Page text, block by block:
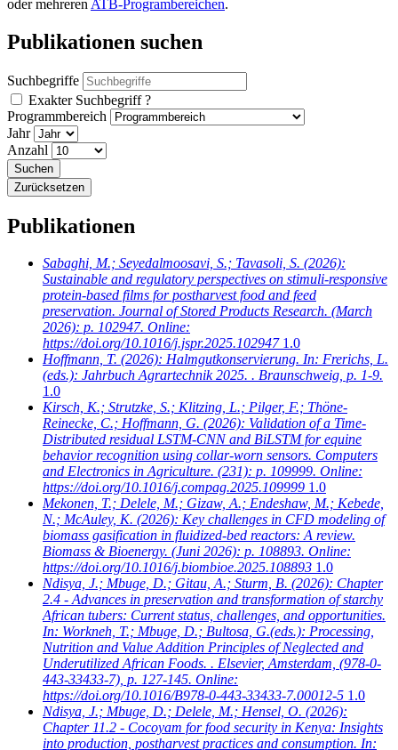
oder mehreren ATB-Programbereichen.
Publikationen suchen
Suchbegriffe
Exakter Suchbegriff ?
Programmbereich
Jahr
Anzahl
Publikationen
Sabaghi, M.; Seyedalmoosavi, S.; Tavasoli, S. (2026):
Sustainable and regulatory perspectives on stimuli-responsive
protein-based films for postharvest food and feed
preservation. Journal of Stored Products Research. (March
2026): p. 102947. Online:
https://doi.org/10.1016/j.jspr.2025.102947 1.0
Hoffmann, T. (2026): Halmgutkonservierung. In: Frerichs, L.
(eds.): Jahrbuch Agrartechnik 2025. . Braunschweig, p. 1-9.
1.0
Kirsch, K.; Strutzke, S.; Klitzing, L.; Pilger, F.; Thöne-
Reinecke, C.; Hoffmann, G. (2026): Validation of a Time-
Distributed residual LSTM-CNN and BiLSTM for equine
behavior recognition using collar-worn sensors. Computers
and Electronics in Agriculture. (231): p. 109999. Online:
https://doi.org/10.1016/j.compag.2025.109999 1.0
Mekonen, T.; Delele, M.; Gizaw, A.; Endeshaw, M.; Kebede,
N.; McAuley, K. (2026): Key challenges in CFD modeling of
biomass gasification in fluidized-bed reactors: A review.
Biomass & Bioenergy. (Juni 2026): p. 108893. Online:
https://doi.org/10.1016/j.biombioe.2025.108893 1.0
Ndisya, J.; Mbuge, D.; Gitau, A.; Sturm, B. (2026): Chapter
2.4 - Advances in preservation and transformation of starchy
African tubers: Current status, challenges, and opportunities.
In: Workneh, T.; Mbuge, D.; Bultosa, G.(eds.): Processing,
Nutrition and Value Addition Principles of Neglected and
Underutilized African Foods. . Elsevier, Amsterdam, (978-0-
443-33433-7), p. 127-145. Online:
https://doi.org/10.1016/B978-0-443-33433-7.00012-5 1.0
Ndisya, J.; Mbuge, D.; Delele, M.; Hensel, O. (2026):
Chapter 11.2 - Cocoyam for food security in Kenya: Insights
into production, postharvest practices and consumption. In: